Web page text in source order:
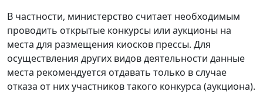
В частности, министерство считает необходимым
проводить открытые конкурсы или аукционы на
места для размещения киосков прессы. Для
осуществления других видов деятельности данные
места рекомендуется отдавать только в случае
отказа от них участников такого конкурса (аукциона).